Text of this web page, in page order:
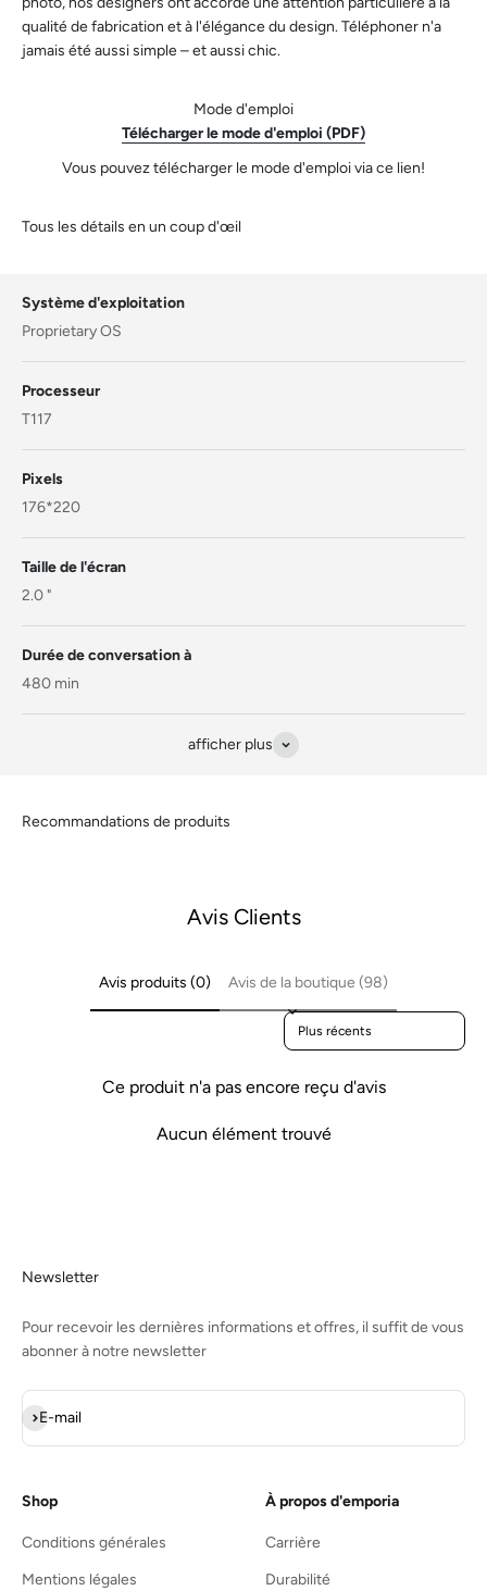
qualité de fabrication et à l'élégance du design. Téléphoner n'a
jamais été aussi simple – et aussi chic.
Mode d'emploi
Télécharger le mode d'emploi (PDF)
Vous pouvez télécharger le mode d'emploi via ce lien!
Tous les détails en un coup d'œil
Système d'exploitation
Proprietary OS
Processeur
T117
Pixels
176*220
Taille de l'écran
2.0 "
Durée de conversation à
480 min
afficher plus
Avis Clients
Avis produits (0) Avis de la boutique (98)
Sort reviews by
Ce produit n'a pas encore reçu d'avis
Aucun élément trouvé
Newsletter
Pour recevoir les dernières informations et offres, il suffit de vous
abonner à notre newsletter
E-mail
S'inscrire
Shop
Conditions générales
Mentions légales
À propos d'emporia
Carrière
Durabilité